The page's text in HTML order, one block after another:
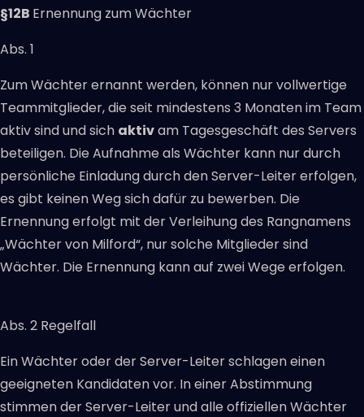
§12B Ernennung zum Wächter
Abs. 1
Zum Wächter ernannt werden, können nur vollwertige
Teammitglieder, die seit mindestens 3 Monaten im Team
aktiv sind und sich aktivam Tagesgeschäft des Servers
beteiligen. Die Aufnahme als Wächter kann nur durch
persönliche Einladung durch den Server-Leiter erfolgen,
es gibt keinen Weg sich dafür zu bewerben. Die
Ernennung erfolgt mit der Verleihung des Rangnamens
„Wächter von Milford“, nur solche Mitglieder sind
Wächter. Die Ernennung kann auf zwei Wege erfolgen.
Abs. 2 Regelfall
Ein Wächter oder der Server-Leiter schlagen einen
geeigneten Kandidaten vor. In einer Abstimmung
stimmen der Server-Leiter und alle offiziellen Wächter